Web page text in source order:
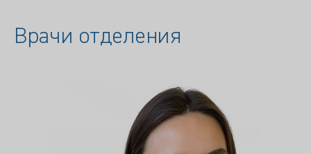
Врачи отделения